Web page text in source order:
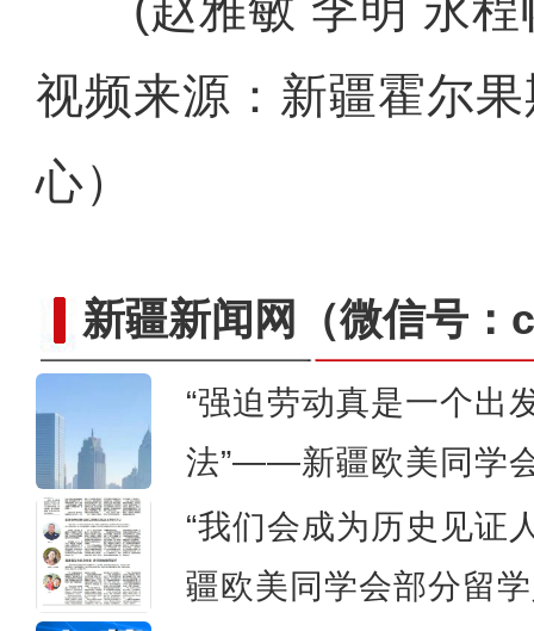
视频来源：新疆霍尔
心）
新疆新闻网 （微信号
“强迫劳动真是一个出
法”——新疆欧美同学
“我们会成为历史见
疆欧美同学会部分留
新疆若羌：枣园养鸡